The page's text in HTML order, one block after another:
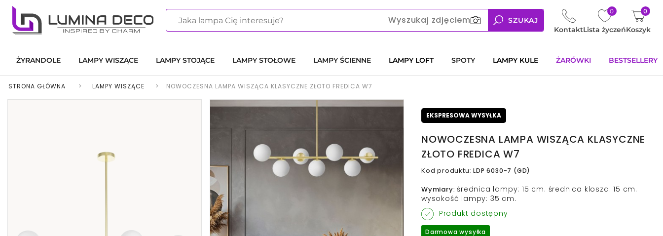
Wyszukaj zdjęciem SZUKAJ
0
Koszyk
0
Lista życzeń
Kontakt
ŻYRANDOLE LAMPY WISZĄCE LAMPY STOJĄCE LAMPY STOŁOWE LAMPY ŚCIENNE LAMPY LOFT SPOTY LAMPY KULE ŻARÓWKI BESTSELLERY
STRONA GŁÓWNA > LAMPY WISZĄCE > NOWOCZESNA LAMPA WISZĄCA KLASYCZNE ZŁOTO FREDICA W7
EKSPRESOWA WYSYŁKA
NOWOCZESNA LAMPA WISZĄCA KLASYCZNE
ZŁOTO FREDICA W7
Kod produktu:LDP 6030-7 (GD)
Wymiary: średnica lampy: 15 cm. średnica klosza: 15 cm.
wysokość lampy: 35 cm.
Produkt dostępny
Darmowa wysyłka